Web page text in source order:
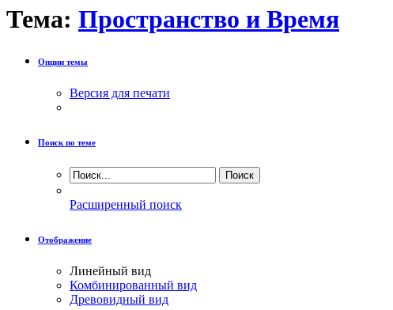
Тема: Пространство и Время
Опции темы
Версия для печати
Поиск по теме
Расширенный поиск
Отображение
Линейный вид
Комбинированный вид
Древовидный вид